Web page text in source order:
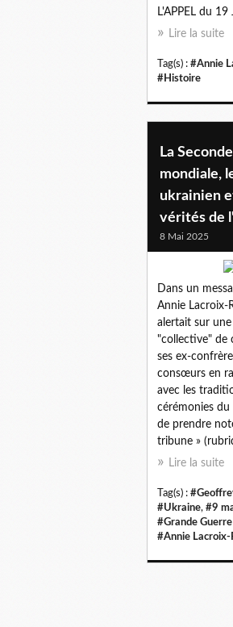
L'APPEL du 19
Lire la suite
Tag(s) : #Annie
#Histoire
La
mondiale,
ukrainien
vérités de
8 Mai 2025
Dans un
Annie Lacroix-
alertait sur
"collective" de
ses ex-
consœurs en
avec les
cérémonies
de prendre
tribune »
Lire la suite
Tag(s) :
#Ukraine, #9
#Grande
#Annie Lacroix-